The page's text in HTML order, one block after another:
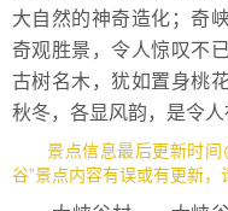
大自然的神奇造化；奇
奇观胜景，令人惊叹不
古树名木，犹如置身桃
秋冬，各显风韵，是令人
景点信息最后更新时间
谷”景点内容有误或有更新，